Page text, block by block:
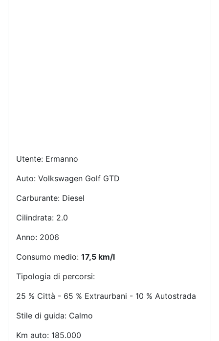
Utente: Ermanno
Auto: Volkswagen Golf GTD
Carburante: Diesel
Cilindrata: 2.0
Anno: 2006
Consumo medio: 17,5 km/l
Tipologia di percorsi:
25 % Città - 65 % Extraurbani - 10 % Autostrada
Stile di guida: Calmo
Km auto: 185.000